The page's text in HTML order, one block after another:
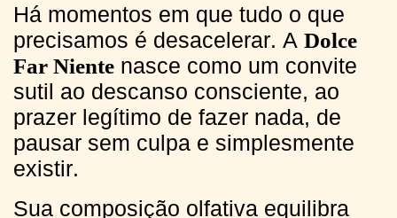
Há momentos em que tudo o que
precisamos é desacelerar. A Dolce
Far Niente nasce como um convite
sutil ao descanso consciente, ao
prazer legítimo de fazer nada, de
pausar sem culpa e simplesmente
existir.
Sua composição olfativa equilibra